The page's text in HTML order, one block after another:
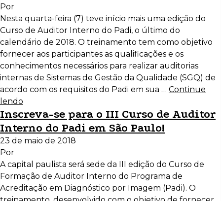
Por
Nesta quarta-feira (7) teve início mais uma edição do
Curso de Auditor Interno do Padi, o último do
calendário de 2018. O treinamento tem como objetivo
fornecer aos participantes as qualificações e os
conhecimentos necessários para realizar auditorias
internas de Sistemas de Gestão da Qualidade (SGQ) de
acordo com os requisitos do Padi em sua … Continue
lendo
Inscreva-se para o III Curso de Auditor
Interno do Padi em São Paulo!
23 de maio de 2018
Por
A capital paulista será sede da III edição do Curso de
Formação de Auditor Interno do Programa de
Acreditação em Diagnóstico por Imagem (Padi). O